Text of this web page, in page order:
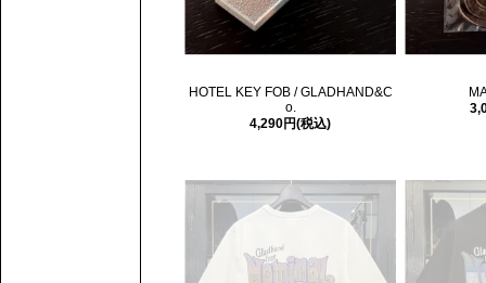
HOTEL KEY FOB / GLADHAND&C
o.
4,290円(税込)